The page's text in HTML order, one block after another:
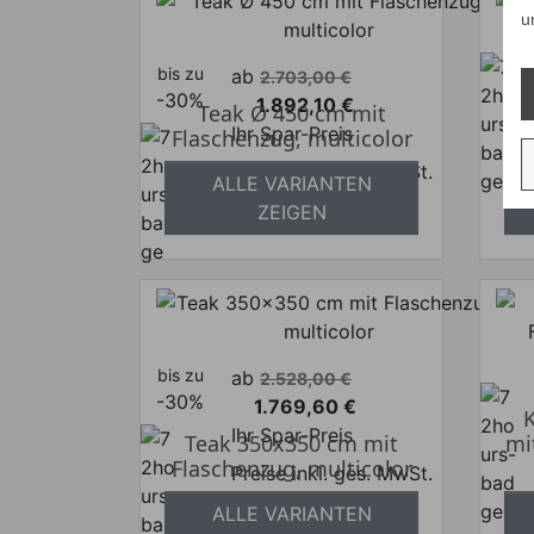
Verkaufspreis
ab 2.703,00 €
Preis
1.892,10 €
Ihr Spar-Preis
Preise inkl. ges. MwSt.
absolut versandkostenfrei
bis zu
-30%Teak Ø 450 cm mit
Flaschenzug, multicolor
ALLE VARIANTEN
ZEIGEN
Verkaufspreis
ab 2.528,00 €
Preis
1.769,60 €
Ihr Spar-Preis
Preise inkl. ges. MwSt.
absolut versandkostenfrei
bis zu
-30%
Teak 350x350 cm mit
Flaschenzug, multicolor
ALLE VARIANTEN